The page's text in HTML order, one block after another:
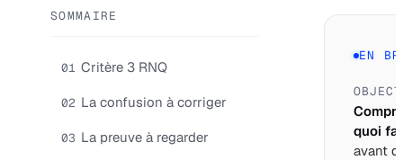
SOMMAIRE
01 Critère 3 RNQ
02 La confusion à corriger
03 La preuve à regarder
EN
quoi
avant